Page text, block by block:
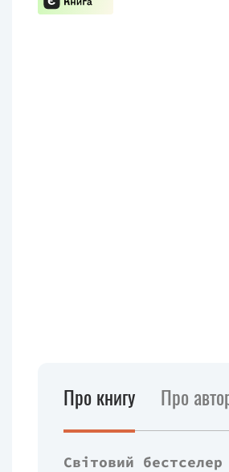
Про книгу Про
Світовий